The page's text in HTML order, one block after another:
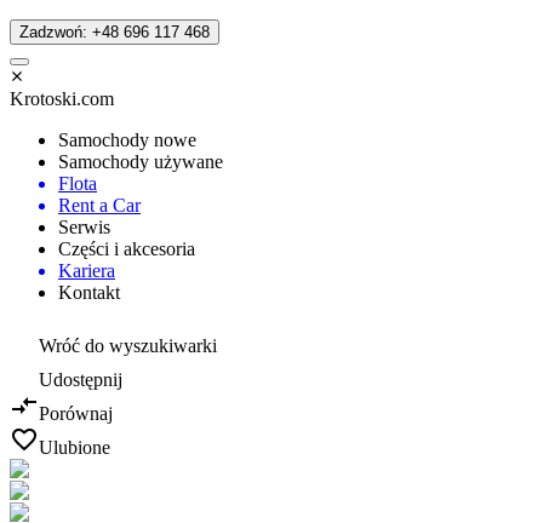
Zadzwoń: +48 696 117 468
Krotoski.com
Samochody nowe
Samochody używane
Flota
Rent a Car
Serwis
Części i akcesoria
Kariera
Kontakt
Wróć do wyszukiwarki
Udostępnij
Porównaj
Ulubione